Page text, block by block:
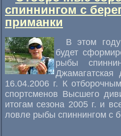
спиннингом с
приманки
В этом
будет
рыбы
16.04.2006 г. К
спортсменов Высшего
итогам сезона 2005 г. и
ловле рыбы спиннингом с